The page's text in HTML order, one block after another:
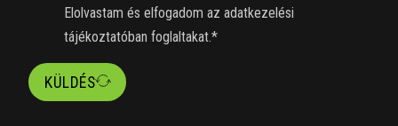
Elolvastam és elfogadom az adatkezelési
tájékoztatóban foglaltakat.*
KÜLDÉS